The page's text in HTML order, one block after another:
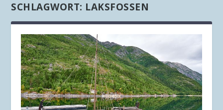
SCHLAGWORT: LAKSFOSSEN